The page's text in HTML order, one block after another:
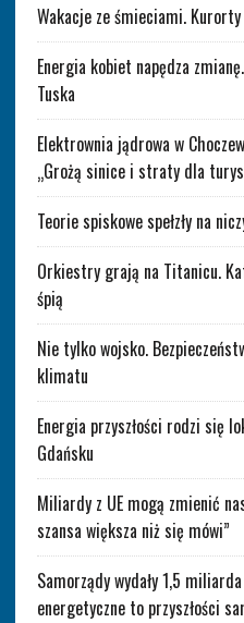
Wakacje ze śmieciami.
Energia kobiet napędza
Tuska
Elektrownia jądrowa w
„Grożą sinice i straty dla
Teorie spiskowe spełzły na
Orkiestry grają na Titanicu.
śpią
Nie tylko wojsko.
klimatu
Energia przyszłości rodzi się
Gdańsku
Miliardy z UE mogą zmienić
szansa większa niż się mówi”
Samorządy wydały 1,5
energetyczne to przyszłości